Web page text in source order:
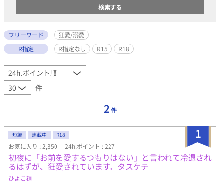
フリーワード
狂愛/溺愛
R指定
R指定なし R15 R18
件
2 件
1
短編 連載中 R18
お気に入り : 2,350 24h.ポイント : 227
初夜に「お前を愛するつもりはない」と言われて冷遇され
るはずが、狂愛されています。タスケテ
ひよこ麺